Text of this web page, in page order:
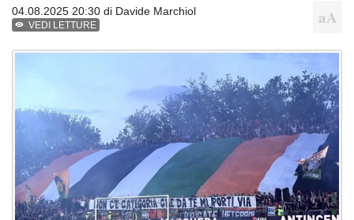
04.08.2025 20:30 di Davide Marchiol
VEDI LETTURE